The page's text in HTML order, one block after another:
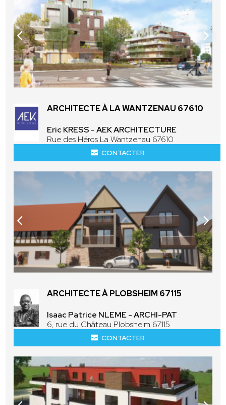
ARCHITECTE À LA WANTZENAU 67610
Eric KRESS - AEK ARCHITECTURE
Rue des Héros La Wantzenau 67610
CONTACTER
ARCHITECTE À PLOBSHEIM 67115
Isaac Patrice NLEME - ARCHI-PAT
6, rue du Château Plobsheim 67115
CONTACTER